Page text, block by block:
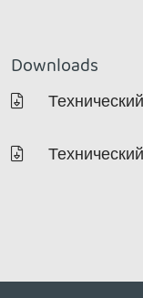
Downloads